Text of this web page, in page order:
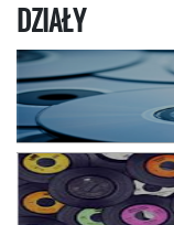
DZIAŁY